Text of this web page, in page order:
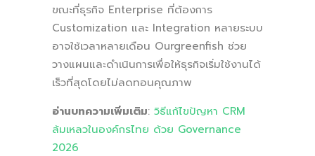
ขณะที่ธุรกิจ Enterprise ที่ต้องการ
Customization และ Integration หลายระบบ
อาจใช้เวลาหลายเดือน Ourgreenfish ช่วย
วางแผนและดำเนินการเพื่อให้ธุรกิจเริ่มใช้งานได้
เร็วที่สุดโดยไม่ลดทอนคุณภาพ
อ่านบทความเพิ่มเติม: วิธีแก้ไขปัญหา CRM
ล้มเหลวในองค์กรไทย ด้วย Governance
2026